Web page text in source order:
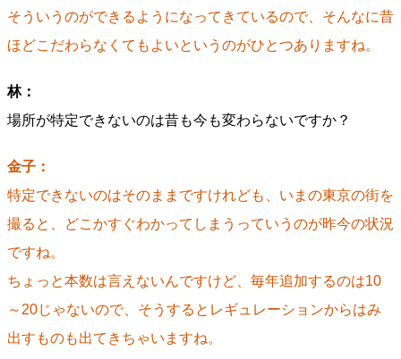
そういうのができるようになってきているので、そんなに昔
ほどこだわらなくてもよいというのがひとつありますね。
林：
場所が特定できないのは昔も今も変わらないですか？
金子：
特定できないのはそのままですけれども、いまの東京の街を
撮ると、どこかすぐわかってしまうっていうのが昨今の状況
ですね。
ちょっと本数は言えないんですけど、毎年追加するのは10
～20じゃないので、そうするとレギュレーションからはみ
出すものも出てきちゃいますね。